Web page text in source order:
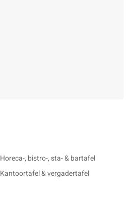
Horeca-, bistro-, sta- & bartafel
Kantoortafel & vergadertafel